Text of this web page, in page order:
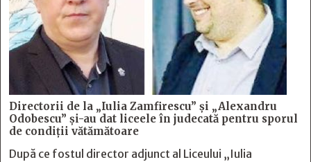
Directorii de la „Iulia Zamfirescu” și „Alexandru
Odobescu” și-au dat liceele în judecată pentru sporul
de condiții vătămătoare
După ce fostul director adjunct al Liceului „Iulia